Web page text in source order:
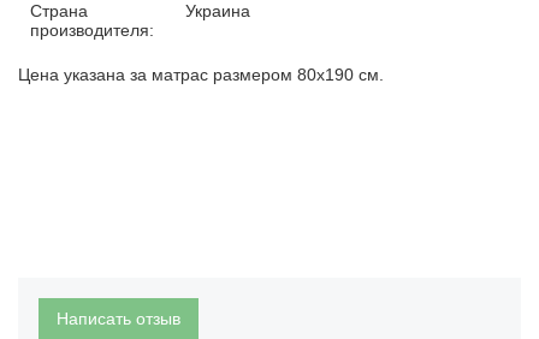
Страна
производителя:
Украина
Цена указана за матрас размером 80х190 см.
Написать отзыв